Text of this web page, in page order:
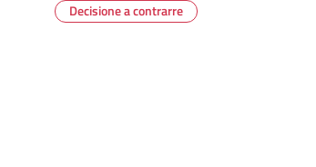
Decisione a contrarre